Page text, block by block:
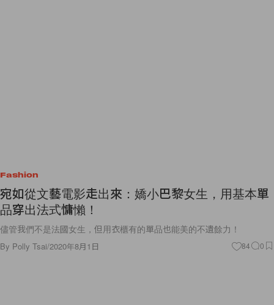
Fashion
宛如從文藝電影走出來：嬌小巴黎女生，用基本單
品穿出法式慵懶！
儘管我們不是法國女生，但用衣櫃有的單品也能美的不遺餘力！
By Polly Tsai/2020年8月1日 84 0